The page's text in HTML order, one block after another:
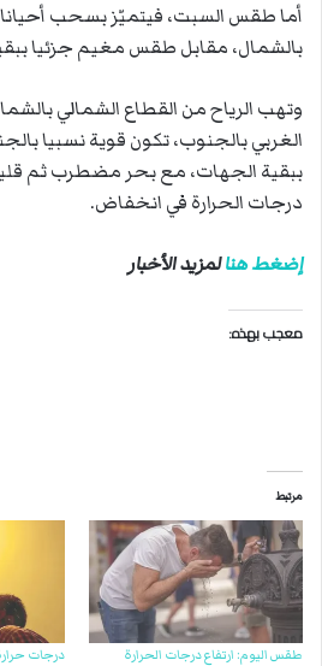
أما طقس السبت، فيتميّز بسحب
بالشمال، مقابل طقس مغيم جزئيا
وتهب الرياح من القطاع الشمالي
الغربي بالجنوب، تكون قوية نسبيا
ببقية الجهات، مع بحر مضطرب ثم
درجات الحرارة في انخفاض.
إضغط هنالمزيد الأخبار
معجب بهذه:
مرتبط
طقس اليوم: ارتفاع درجات الحرارة
درجات